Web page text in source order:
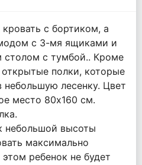
с бортиком, а
с 3-мя ящиками и
с тумбой.. Кроме
полки, которые
небольшую лесенку. Цвет
место 80х160 см.
небольшой высоты
максимально
ребенок не будет